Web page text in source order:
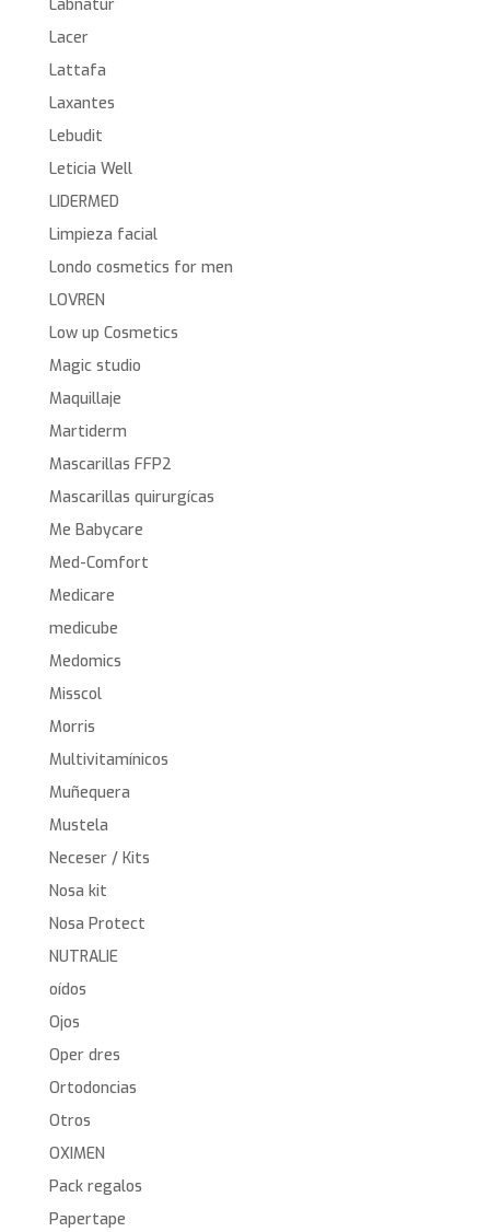
Labnatur
Lacer
Lattafa
Laxantes
Lebudit
Leticia Well
LIDERMED
Limpieza facial
Londo cosmetics for men
LOVREN
Low up Cosmetics
Magic studio
Maquillaje
Martiderm
Mascarillas FFP2
Mascarillas quirurgícas
Me Babycare
Med-Comfort
Medicare
medicube
Medomics
Misscol
Morris
Multivitamínicos
Muñequera
Mustela
Neceser / Kits
Nosa kit
Nosa Protect
NUTRALIE
oídos
Ojos
Oper dres
Ortodoncias
Otros
OXIMEN
Pack regalos
Papertape